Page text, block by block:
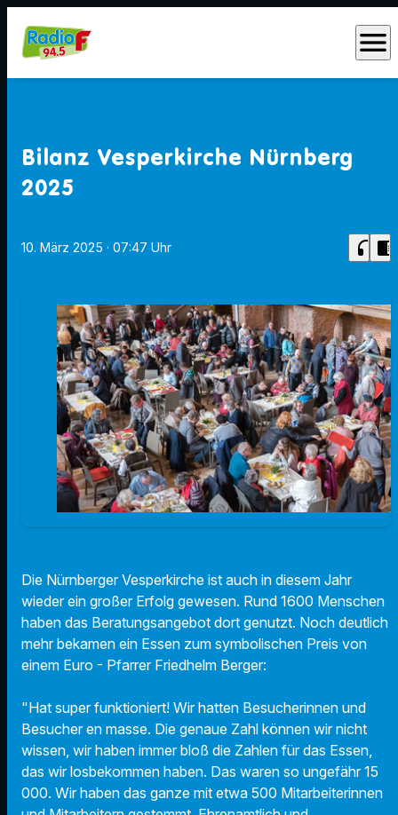
menu
Bilanz Vesperkirche Nürnberg
2025
10. März 2025 · 07:47 Uhr headphones chrome_reader_mode
Die Nürnberger Vesperkirche ist auch in diesem Jahr
wieder ein großer Erfolg gewesen. Rund 1600 Menschen
haben das Beratungsangebot dort genutzt. Noch deutlich
mehr bekamen ein Essen zum symbolischen Preis von
einem Euro - Pfarrer Friedhelm Berger:
"Hat super funktioniert! Wir hatten Besucherinnen und
Besucher en masse. Die genaue Zahl können wir nicht
wissen, wir haben immer bloß die Zahlen für das Essen,
das wir losbekommen haben. Das waren so ungefähr 15
000. Wir haben das ganze mit etwa 500 Mitarbeiterinnen